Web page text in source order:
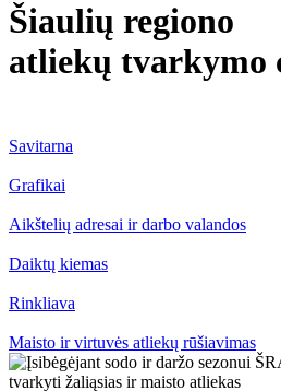
Šiaulių regiono
atliekų tvarkymo
Savitarna
Grafikai
Aikštelių adresai ir darbo valandos
Daiktų kiemas
Rinkliava
Maisto ir virtuvės atliekų rūšiavimas